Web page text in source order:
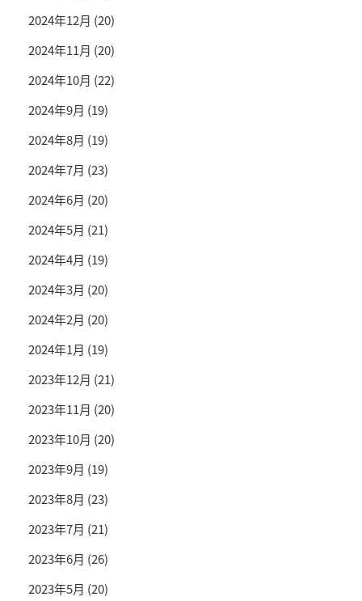
2024年12月 (20)
2024年11月 (20)
2024年10月 (22)
2024年9月 (19)
2024年8月 (19)
2024年7月 (23)
2024年6月 (20)
2024年5月 (21)
2024年4月 (19)
2024年3月 (20)
2024年2月 (20)
2024年1月 (19)
2023年12月 (21)
2023年11月 (20)
2023年10月 (20)
2023年9月 (19)
2023年8月 (23)
2023年7月 (21)
2023年6月 (26)
2023年5月 (20)